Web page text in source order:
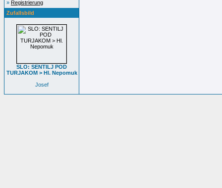
» Registrierung
Zufallsbild
SLO: SENTILJ POD
TURJAKOM > Hl. Nepomuk
Josef